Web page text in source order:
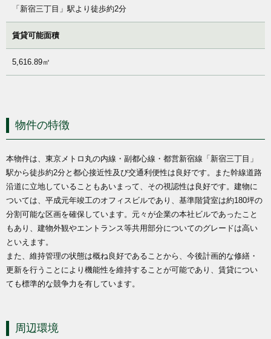
「新宿三丁目」駅より徒歩約2分
賃貸可能面積
5,616.89㎡
物件の特徴
本物件は、東京メトロ丸の内線・副都心線・都営新宿線「新宿三丁目」
駅から徒歩約2分と都心接近性及び交通利便性は良好です。また幹線道路
沿道に立地していることもあいまって、その視認性は良好です。建物に
ついては、平成元年竣工のオフィスビルであり、基準階貸室は約180坪の
分割可能な区画を確保しています。元々が企業の本社ビルであったこと
もあり、建物外観やエントランス等共用部分についてのグレードは高い
といえます。
また、維持管理の状態は概ね良好であることから、今後計画的な修繕・
更新を行うことにより機能性を維持することが可能であり、賃貸につい
ても標準的な競争力を有しています。
周辺環境